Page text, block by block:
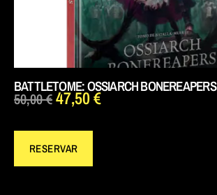
BATTLETOME: OSSIARCH
50,00€47,50€
RESERVAR